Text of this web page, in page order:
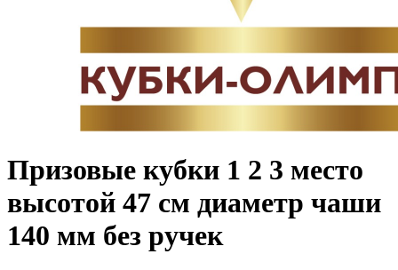
Призовые кубки 1 2 3 место
высотой 47 см диаметр чаши
140 мм без ручек